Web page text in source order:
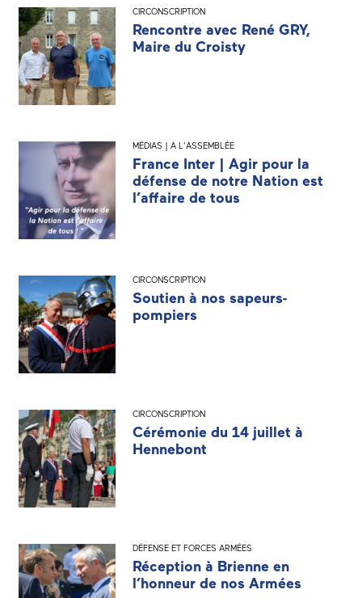
CIRCONSCRIPTION
Rencontre avec René GRY,
Maire du Croisty
MÉDIAS | A L'ASSEMBLÉE
France Inter | Agir pour la
défense de notre Nation est
l’affaire de tous
CIRCONSCRIPTION
Soutien à nos sapeurs-
pompiers
CIRCONSCRIPTION
Cérémonie du 14 juillet à
Hennebont
DÉFENSE ET FORCES ARMÉES
Réception à Brienne en
l’honneur de nos Armées